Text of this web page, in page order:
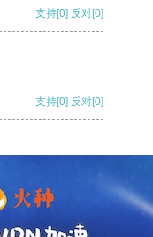
支持[0] 反对[0]
支持[0] 反对[0]
支持